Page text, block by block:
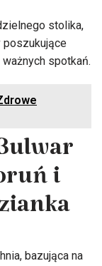
stolika,
spotkań.
i
bazująca na